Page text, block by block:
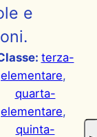
e
terza-
elementare
quarta-
elementare
quinta-